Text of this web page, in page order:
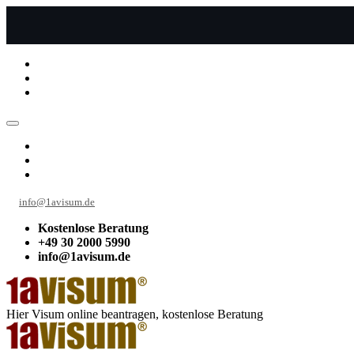
info@1avisum.de
Kostenlose Beratung
+49 30 2000 5990
info@1avisum.de
Hier Visum online beantragen, kostenlose Beratung